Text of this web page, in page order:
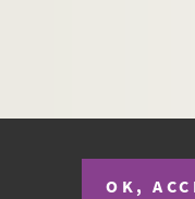
OK,